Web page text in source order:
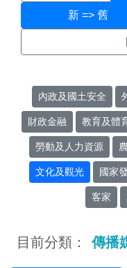
新 => 舊
內政及國土安全
財政金融 教育及體
勞動及人力資源
文化及觀光 國家
客家
目前分類： 傳播